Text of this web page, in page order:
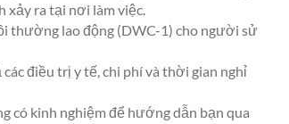
xảy ra tại nơi làm việc.
thường lao động (DWC-1) cho người sử
điều trị y tế, chi phí và thời gian nghỉ
có kinh nghiệm để hướng dẫn bạn qua